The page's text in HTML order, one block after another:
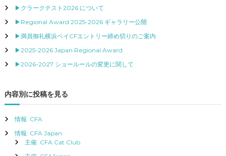
ゲ
ー
シ
ン
▶クラークテスト2026 について
▶Regional Award 2025-2026 ギャラリー公開
▶満員御礼横浜ベイCFエントリー締め切りのご案内
▶2025-2026 Japan Regional Award
▶2026-2027 ショールールの変更に関して
内容別に投稿を見る
情報: CFA
情報: CFA Japan
主催: CFA Cat Club